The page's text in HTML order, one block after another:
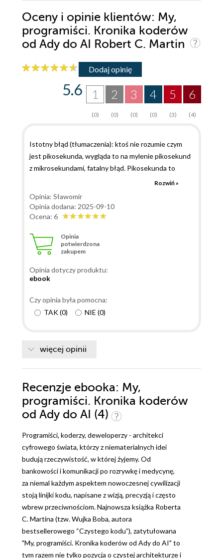
Oceny i opinie klientów: My,
programiści. Kronika koderów
od Ady do AI Robert C. Martin
Dodaj opinię
6
(4)
5
(3)
4
(0)
3
(0)
2
(0)
1
(0)
5.6
Istotny błąd (tłumaczenia): ktoś nie rozumie czym
jest pikosekunda, wygląda to na mylenie pikosekund
z mikrosekundami, fatalny błąd. Pikosekunda to
1/1000 nanosekundy, a nanosekunda odpowiada
taktowi przy częstotliwości 1GHz. Z tekstu książki
(strona 121) dowiadujemy się że komputery lampowe
pracowały z zegarem tak mniej więcej 100 GHz, co
Rozwiń »
Opinia: Sławomir
Opinia dodana: 2025-09-10
Ocena: 6
Opinia
potwierdzona
zakupem
Opinia dotyczy produktu:
ebook
Czy opinia była pomocna:
TAK(0) NIE (0)
więcej opinii
Recenzje ebooka: My,
programiści. Kronika koderów
od Ady do AI (4)
Programiści, koderzy, deweloperzy - architekci
cyfrowego świata, którzy z niematerialnych idei
budują rzeczywistość, w której żyjemy. Od
bankowości i komunikacji po rozrywkę i medycynę,
za niemal każdym aspektem nowoczesnej cywilizacji
stoją linijki kodu, napisane z wizją, precyzją i często
wbrew przeciwnościom. Najnowsza książka Roberta
C. Martina (tzw. Wujka Boba, autora
bestsellerowego “Czystego kodu”), zatytułowana
"My, programiści. Kronika koderów od Ady do AI" to
tym razem nie tylko pozycja o czystej architekturze i